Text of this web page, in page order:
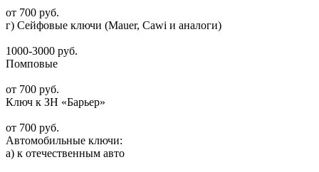
от 700 руб.
г) Сейфовые ключи (Mauer, Cawi и аналоги)
1000-3000 руб.
Помповые
от 700 руб.
Ключ к ЗН «Барьер»
от 700 руб.
Автомобильные ключи:
а) к отечественным авто